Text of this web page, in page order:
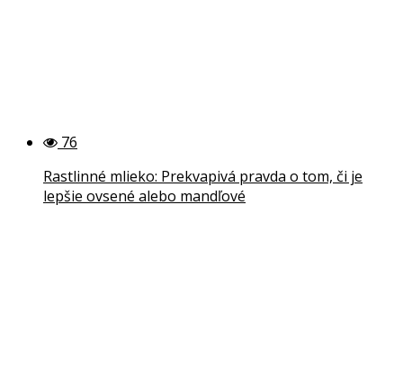
76
Rastlinné mlieko: Prekvapivá pravda o tom, či je
lepšie ovsené alebo mandľové